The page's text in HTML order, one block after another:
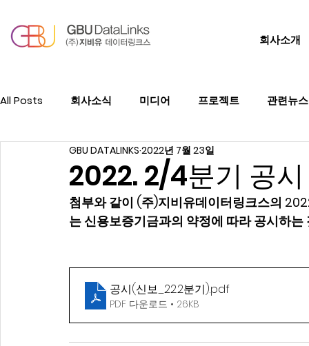
회사소개
All Posts 회사소식 미디어 프로젝트 관련뉴스
2022. 2/4분기 공시
GBU DATALINKS 2022년 7월 23일
첨부와 같이 (주)지비유데이터링크스의
는 신용보증기금과의 약정에 따라 공시하는
공시(신보_22.2분기).pdf
PDF 다운로드 • 26KB